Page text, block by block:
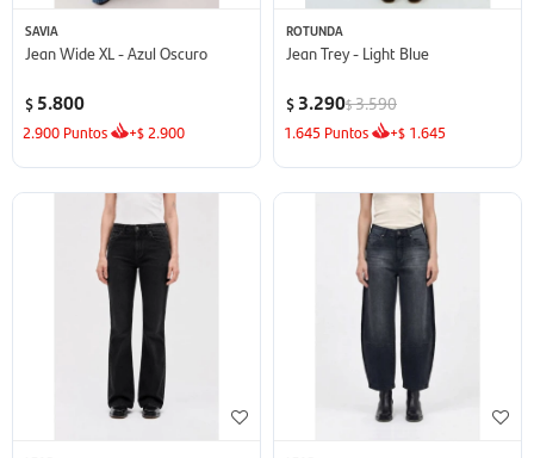
SAVIA
Jean Wide XL - Azul Oscuro
$ 5.800
2.900 Puntos +$ 2.900
ROTUNDA
Jean Trey - Light Blue
$ 3.290$3.590
1.645 Puntos +$ 1.645